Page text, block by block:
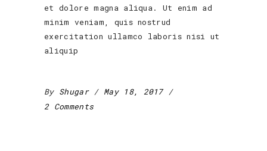
et dolore magna aliqua. Ut enim ad
minim veniam, quis nostrud
exercitation ullamco laboris nisi ut
aliquip
By Shugar
May 18, 2017
2 Comments